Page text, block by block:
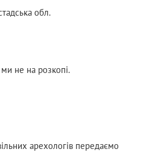
обл.
не на розкопі.
арехологів передаємо